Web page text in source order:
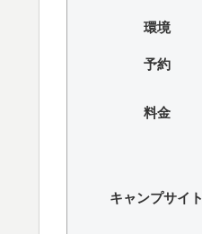
環境
予約
料金
キャンプサイト